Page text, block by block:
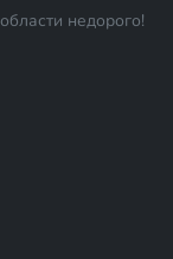
недорого!